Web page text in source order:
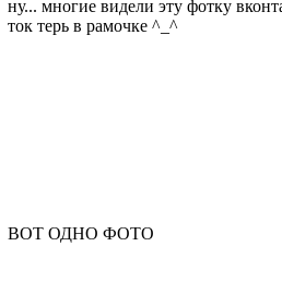
ну... многие видели эту фотку
ток терь в рамочке ^_^
ВОТ ОДНО ФОТО